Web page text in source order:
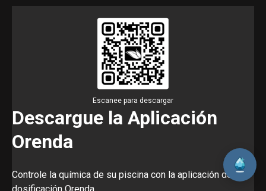
Escanee para descargar
Descargue la Aplicación
Orenda
Controle la química de su piscina con la aplicación de